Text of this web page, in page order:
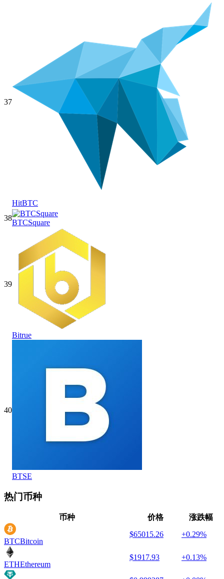
37
HitBTC
38
BTCSquare
39
Bitrue
40
BTSE
热门币种
币种 价格 涨跌幅
BTCBitcoin
$65015.26 +0.29%
ETHEthereum
$1917.93 +0.13%